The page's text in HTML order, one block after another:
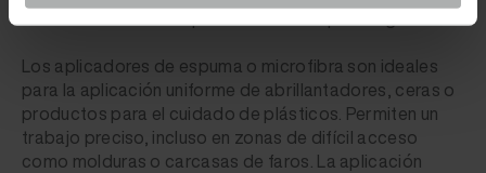
Los aplicadores de espuma o microfibra son ideales
para la aplicación uniforme de abrillantadores, ceras o
productos para el cuidado de plásticos. Permiten un
trabajo preciso, incluso en zonas de difícil acceso
como molduras o carcasas de faros. La aplicación